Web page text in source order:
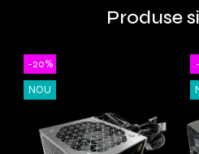
Produse
-20%
NOU